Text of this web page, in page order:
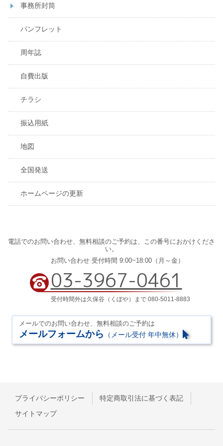
事務所封筒
パンフレット
周年誌
自費出版
チラシ
振込用紙
地図
全国発送
ホームページの更新
電話でのお問い合わせ、 無料相談のご予約は、
この番号におかけくださ
い。
お問い合わせ 受付時間 9:00~18:00（月～金）
03-3967-0461
受付時間外は久保谷（くぼや）まで 080-5011-8883
メールでのお問い合わせ、無料相談のご予約は
メールフォームから （メール受付 年中無休）
プライバシーポリシー
特定商取引法に基づく表記
サイトマップ